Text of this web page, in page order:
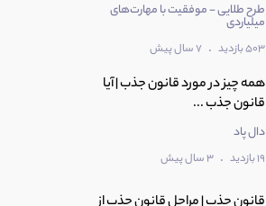
طرح طلایی - موفقیت با مهارت‌های
میلیاردی
503 بازدید . 7 سال پیش
همه چیز در مورد قانون جذب | آیا
قانون جذب ...
دال پاد
19 بازدید . 3 سال پیش